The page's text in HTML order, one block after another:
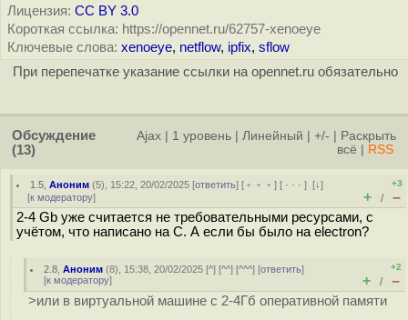
Лицензия: CC BY 3.0
Короткая ссылка: https://opennet.ru/62757-xenoeye
Ключевые слова: xenoeye, netflow, ipfix, sflow
При перепечатке указание ссылки на opennet.ru обязательно
Обсуждение
(13)
Ajax 1 уровень Линейный +/-
Раскрыть
всё
RSS
1.5 ,Аноним (5), 15:22, 20/02/2025 [ответить] [ ﹢﹢﹢] [ · · ·][↓]
[к модератору]
+3
+ / –
2-4 Gb уже считается не требовательными ресурсами, с
учётом, что написано на C. А если бы было на electron?
2.8 ,Аноним (8), 15:38, 20/02/2025 [^] [^^] [^^^] [ответить]
[к модератору]
+2
+ / –
>или в виртуальной машине с 2-4Гб оперативной памяти